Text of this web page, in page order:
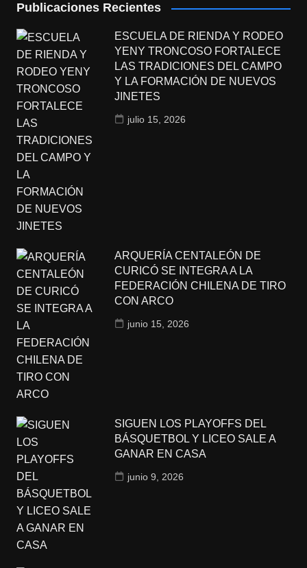
Publicaciones Recientes
ESCUELA DE RIENDA Y RODEO
YENY TRONCOSO FORTALECE
LAS TRADICIONES DEL CAMPO
Y LA FORMACIÓN DE NUEVOS
JINETES
julio 15, 2026
ARQUERÍA CENTALEÓN DE
CURICÓ SE INTEGRA A LA
FEDERACIÓN CHILENA DE TIRO
CON ARCO
junio 15, 2026
SIGUEN LOS PLAYOFFS DEL
BÁSQUETBOL Y LICEO SALE A
GANAR EN CASA
junio 9, 2026